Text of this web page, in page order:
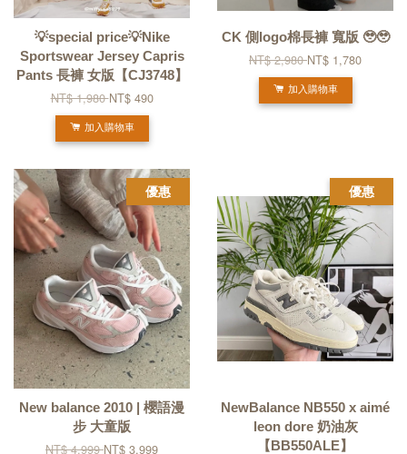
💡special price💡Nike
Sportswear Jersey Capris
Pants 長褲 女版【CJ3748】
NT$ 1,980NT$ 490
加入購物車
CK 側logo棉長褲 寬版 🥹🥹
NT$ 2,980NT$ 1,780
加入購物車
優惠
New balance 2010 | 櫻語漫
步 大童版
NT$ 4,999NT$ 3,999
優惠
NewBalance NB550 x aimé
leon dore 奶油灰
【BB550ALE】